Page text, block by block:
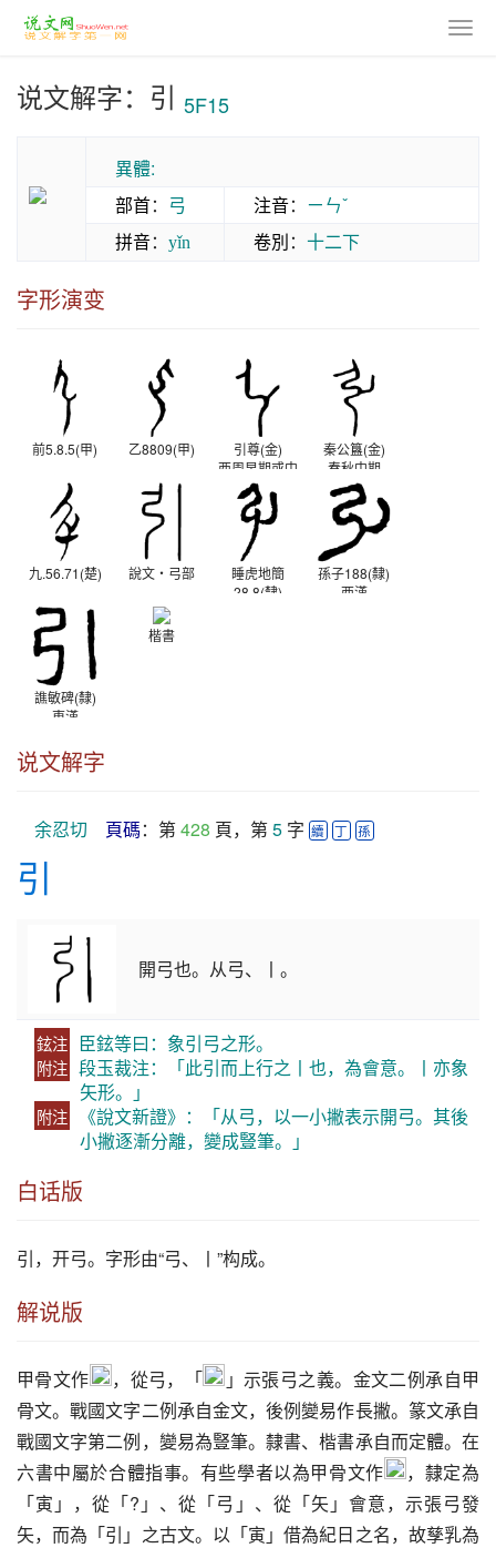
说文解字：引 5F15
異體:
部首： 弓 注音： ㄧㄣˇ
拼音： yǐn 卷別： 十二下
字形演变
前5.8.5(甲) 乙8809(甲)
引尊(金)
西周早期或中
期
秦公簋(金)
春秋中期
九.56.71(楚) 說文‧弓部
睡虎地簡
28.8(隸)
孫子188(隸)
西漢
譙敏碑(隸)
東漢
楷書
说文解字
余忍切 頁碼：第 428 頁，第 5 字 續 丁 孫
引
開弓也。从弓、丨。
鉉注 臣鉉等曰：象引弓之形。
附注 段玉裁注：「此引而上行之丨也，為會意。丨亦象
矢形。」
附注
《說文新證》：「从弓，以一小撇表示開弓。其後
小撇逐漸分離，變成豎筆。」
白话版
引，开弓。字形由“弓、丨”构成。
解说版
甲骨文作 ，從弓，「
」示張弓之義。金文二例承自甲
骨文。戰國文字二例承自金文，後例變易作長撇。篆文承自
戰國文字第二例，變易為豎筆。隸書、楷書承自而定體。在
六書中屬於合體指事。有些學者以為甲骨文作
，隸定為
「寅」，從「?」、從「弓」、從「矢」會意，示張弓發
矢，而為「引」之古文。以「寅」借為紀日之名，故孳乳為